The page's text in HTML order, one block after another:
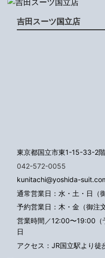
吉田スーツ国立店
東京都国立市東1-15-33-2階
042-572-0055
kunitachi@yoshida-
通常営業日：水・土・日（
予約営業日：木・金（御注
営業時間／12:00〜19:00
日
アクセス：JR国立駅より徒